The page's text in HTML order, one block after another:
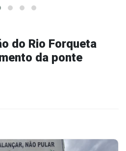
do Rio Forqueta
da ponte